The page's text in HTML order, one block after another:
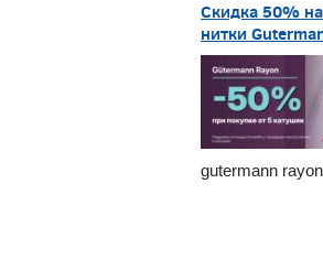
Скидка 50%
нитки
gutermann